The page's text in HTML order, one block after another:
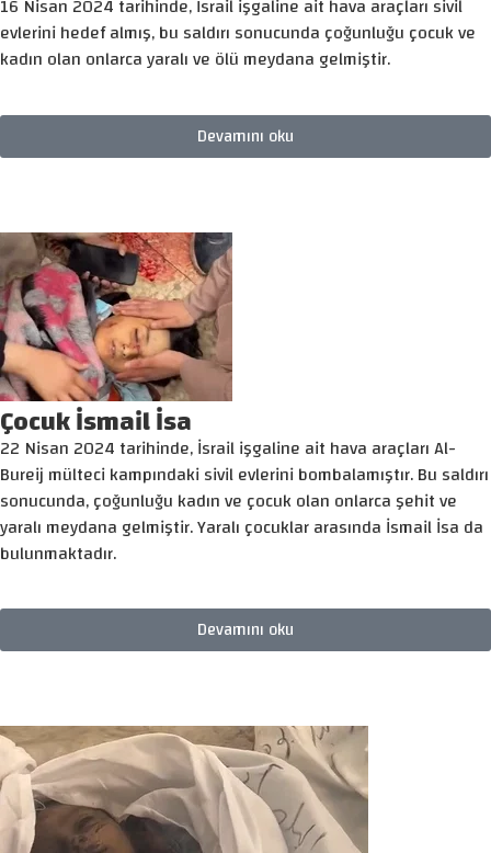
16 Nisan 2024 tarihinde, İsrail işgaline ait hava araçları sivil
evlerini hedef almış, bu saldırı sonucunda çoğunluğu çocuk ve
kadın olan onlarca yaralı ve ölü meydana gelmiştir.
Devamını oku
Çocuk İsmail İsa
22 Nisan 2024 tarihinde, İsrail işgaline ait hava araçları Al-
Bureij mülteci kampındaki sivil evlerini bombalamıştır. Bu saldırı
sonucunda, çoğunluğu kadın ve çocuk olan onlarca şehit ve
yaralı meydana gelmiştir. Yaralı çocuklar arasında İsmail İsa da
bulunmaktadır.
Devamını oku